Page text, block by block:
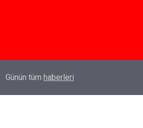
Drahyalı Kimdir, Nereli ve Kaç
Günün tüm haberleri